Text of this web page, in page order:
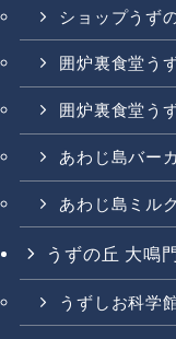
ショップうず
囲炉裏食堂う
囲炉裏食堂う
あわじ島バー
あわじ島ミル
うずの丘 大鳴
うずしお科学